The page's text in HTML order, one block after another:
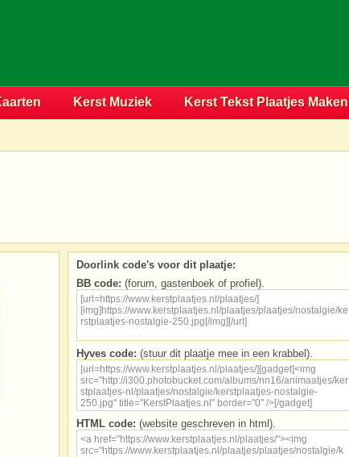
Kerst Muziek Kerst Tekst Plaatjes Maken
Doorlink code's voor dit plaatje:
BB code: (forum, gastenboek of profiel).
Hyves code: (stuur dit plaatje mee in een krabbel).
HTML code: (website geschreven in html).